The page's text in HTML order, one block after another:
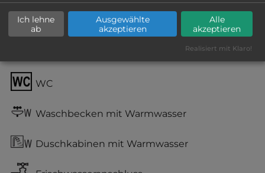
Grasgelände, Wiese
WC
Waschbecken mit Warmwasser
Duschkabinen mit Warmwasser
Ich lehne
ab
Ausgewählte
akzeptieren
Alle
akzeptieren
Realisiert mit Klaro!